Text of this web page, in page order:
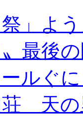
」よ
最後
ルぐ
天の